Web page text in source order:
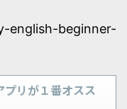
english-beginner-
リが１番オスス